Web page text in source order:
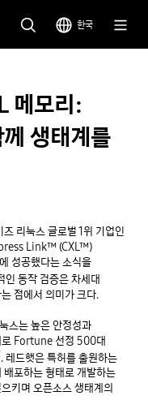
한국
메모리:
생태계를
리눅스 글로벌 1위 기업인
Link™ (CXL™)
성공했다는 소식을
동작 검증은 차세대
점에서 의미가 크다.
스는 높은 안정성과
로 Fortune 선정 500대
. 레드햇은 특허를 출원하는
포하는 형태로 개발하는
키며 오픈소스 생태계의